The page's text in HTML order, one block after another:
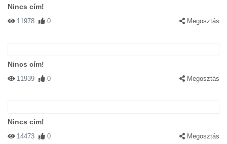
Nincs cím!
11978 0 Megosztás
Nincs cím!
11939 0 Megosztás
Nincs cím!
14473 0 Megosztás